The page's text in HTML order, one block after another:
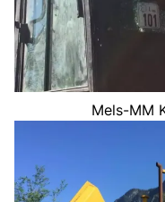
Mels-MM